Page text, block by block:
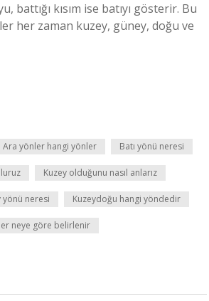
battığı kısım ise batıyı gösterir. Bu
her zaman kuzey, güney, doğu ve
Ara yönler hangi yönler Batı yönü neresi
Kuzey olduğunu nasıl anlarız
yönü neresi Kuzeydoğu hangi yöndedir
neye göre belirlenir